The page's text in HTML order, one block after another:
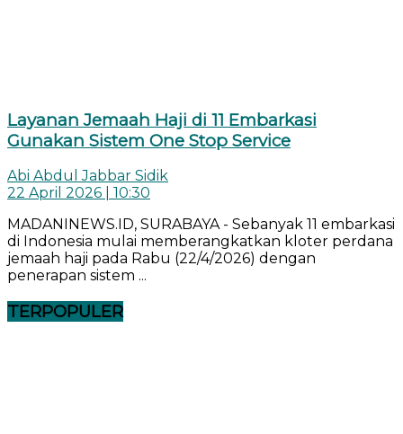
Layanan Jemaah Haji di 11 Embarkasi
Gunakan Sistem One Stop Service
Abi Abdul Jabbar Sidik
22 April 2026 | 10:30
MADANINEWS.ID, SURABAYA - Sebanyak 11 embarkasi
di Indonesia mulai memberangkatkan kloter perdana
jemaah haji pada Rabu (22/4/2026) dengan
penerapan sistem ...
TERPOPULER